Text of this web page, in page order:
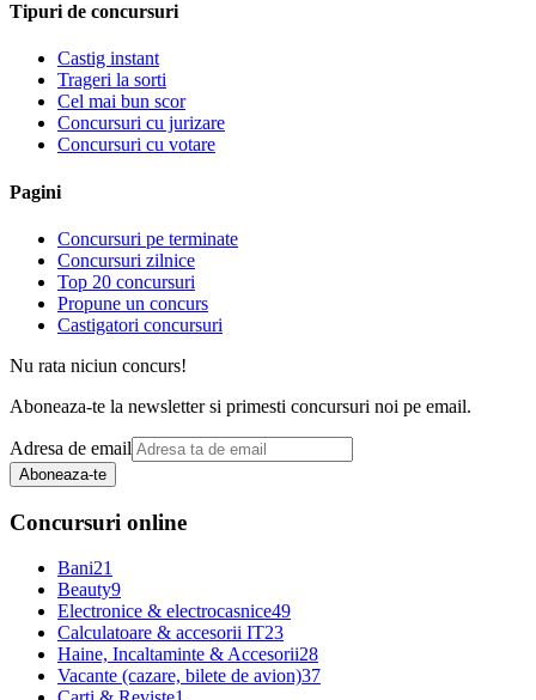
Tipuri de concursuri
Castig instant
Trageri la sorti
Cel mai bun scor
Concursuri cu jurizare
Concursuri cu votare
Pagini
Concursuri pe terminate
Concursuri zilnice
Top 20 concursuri
Propune un concurs
Castigatori concursuri
Nu rata niciun concurs!
Aboneaza-te la newsletter si primesti concursuri noi pe email.
Adresa de email
Aboneaza-te
Concursuri online
Bani21
Beauty9
Electronice & electrocasnice49
Calculatoare & accesorii IT23
Haine, Incaltaminte & Accesorii28
Vacante (cazare, bilete de avion)37